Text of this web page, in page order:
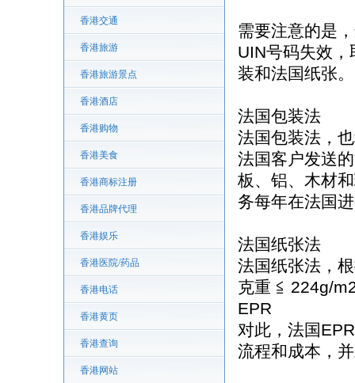
香港交通
香港旅游
香港旅游景点
香港酒店
香港购物
香港美食
香港商标注册
香港品牌代理
香港娱乐
香港医院/药品
香港电话
香港黄页
香港查询
香港网站
需要注意的是
UIN号码失效
装和法国纸张。
法国包装法
法国包装法，
法国客户发送
板、铝、木材
务每年在法国
法国纸张法
法国纸张法，
克重 ≦ 224g/
EPR
对此，法国
流程和成本，